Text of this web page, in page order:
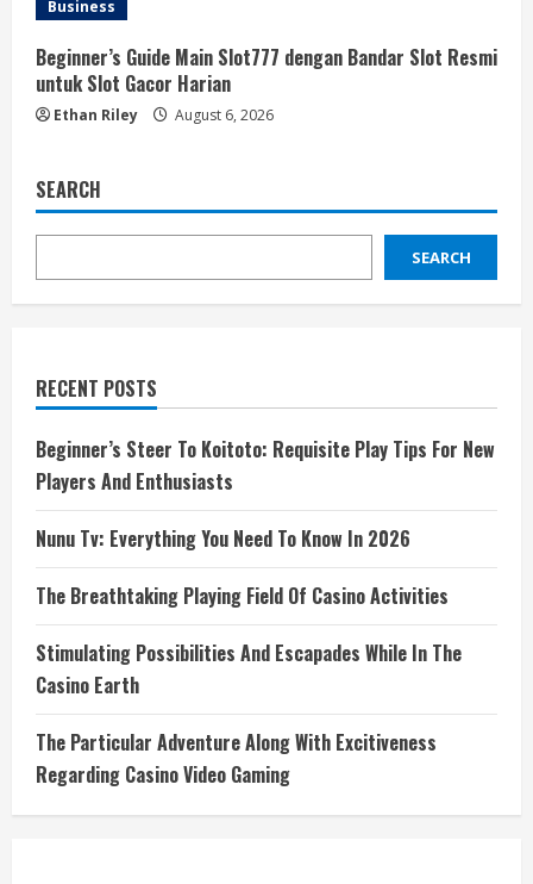
Business
Beginner’s Guide Main Slot777 dengan Bandar Slot Resmi
untuk Slot Gacor Harian
Ethan Riley August 6, 2026
SEARCH
SEARCH
RECENT POSTS
Beginner’s Steer To Koitoto: Requisite Play Tips For New
Players And Enthusiasts
Nunu Tv: Everything You Need To Know In 2026
The Breathtaking Playing Field Of Casino Activities
Stimulating Possibilities And Escapades While In The
Casino Earth
The Particular Adventure Along With Excitiveness
Regarding Casino Video Gaming